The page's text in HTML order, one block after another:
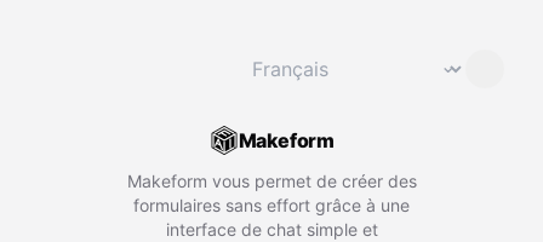
⌄
Makeform
Makeform vous permet de créer des
formulaires sans effort grâce à une
interface de chat simple et